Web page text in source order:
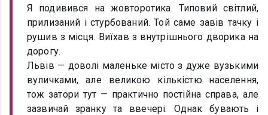
Я подивився на жовторотика. Типовий світлий,
прилизаний і стурбований. Той саме завів тачку і
рушив з місця. Виїхав з внутрішнього дворика на
дорогу.
Львів — доволі маленьке місто з дуже вузькими
вуличками, але великою кількістю населення,
тож затори тут — практично постійна справа, але
зазвичай зранку та ввечері. Однак бувають і